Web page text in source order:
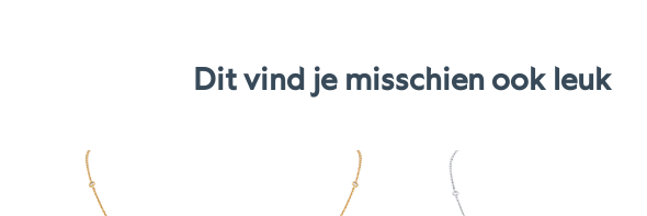
Dit vind je misschien ook leuk